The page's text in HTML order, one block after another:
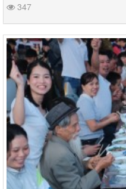
347